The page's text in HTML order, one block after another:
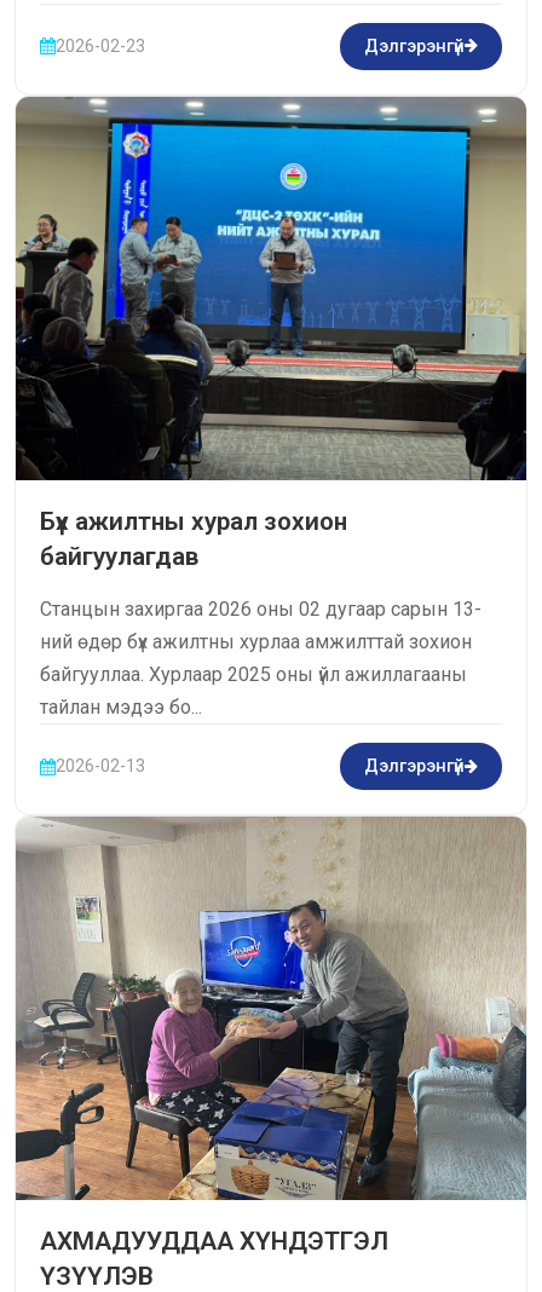
2026-02-23 Дэлгэрэнгүй
Бүх ажилтны хурал зохион
байгуулагдав
Станцын захиргаа 2026 оны 02 дугаар сарын 13-
ний өдөр бүх ажилтны хурлаа амжилттай зохион
байгууллаа. Хурлаар 2025 оны үйл ажиллагааны
тайлан мэдээ бо...
2026-02-13 Дэлгэрэнгүй
АХМАДУУДДАА ХҮНДЭТГЭЛ
ҮЗҮҮЛЭВ